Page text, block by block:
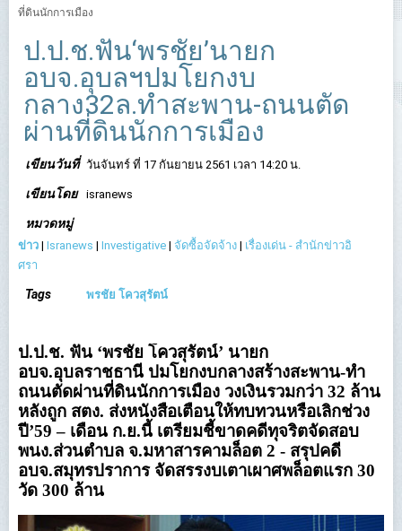
ที่ดินนักการเมือง
ป.ป.ช.ฟัน‘พรชัย’นายก
อบจ.อุบลฯปมโยกงบ
กลาง32ล.ทำสะพาน-ถนนตัด
ผ่านที่ดินนักการเมือง
เขียนวันที่ วันจันทร์ ที่ 17 กันยายน 2561 เวลา 14:20 น.
เขียนโดย isranews
หมวดหมู่
ข่าว | Isranews | Investigative | จัดซื้อจัดจ้าง | เรื่องเด่น - สำนักข่าวอิ
ศรา
Tags พรชัย โควสุรัตน์
ป.ป.ช. ฟัน ‘พรชัย โควสุรัตน์’ นายก
อบจ.อุบลราชธานี ปมโยกงบกลางสร้างสะพาน-ทำ
ถนนตัดผ่านที่ดินนักการเมือง วงเงินรวมกว่า 32 ล้าน
หลังถูก สตง. ส่งหนังสือเตือนให้ทบทวนหรือเลิกช่วง
ปี’59 – เดือน ก.ย.นี้ เตรียมชี้ขาดคดีทุจริตจัดสอบ
พนง.ส่วนตำบล จ.มหาสารคามล็อต 2 - สรุปคดี
อบจ.สมุทรปราการ จัดสรรงบเตาเผาศพล็อตแรก 30
วัด 300 ล้าน